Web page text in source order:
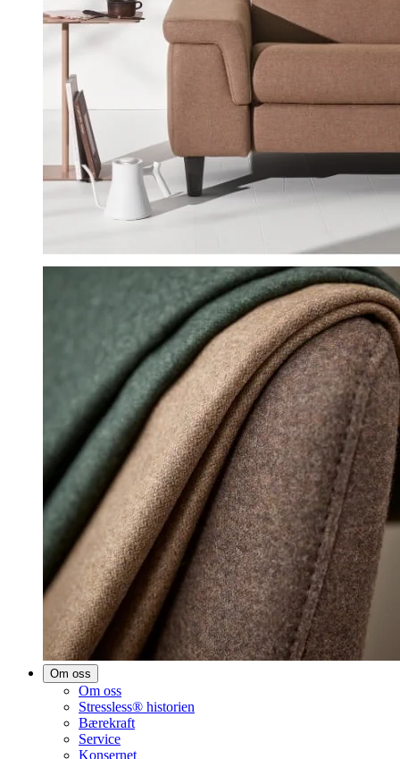
Om oss
Om oss
Stressless® historien
Bærekraft
Service
Konsernet